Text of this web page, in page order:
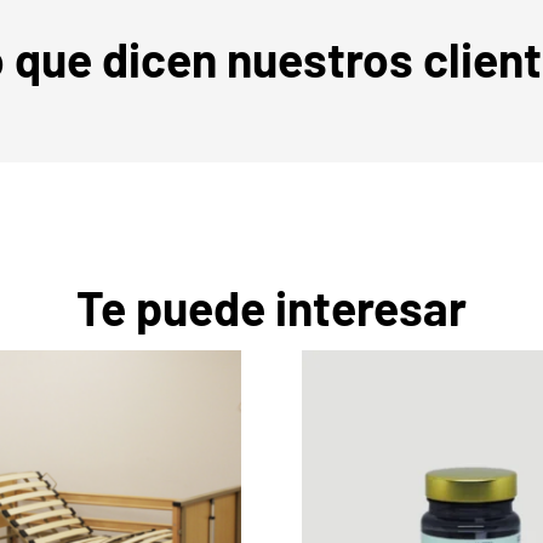
que dicen nuestros
Te puede interesar